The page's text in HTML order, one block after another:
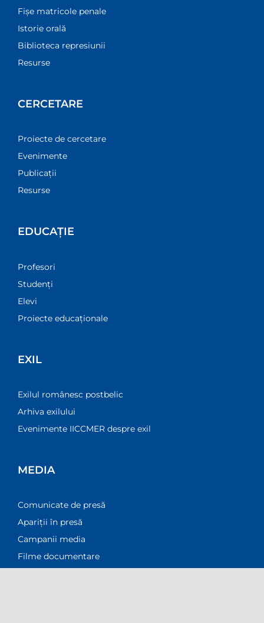
Fișe matricole penale
Istorie orală
Biblioteca represiunii
Resurse
CERCETARE
Proiecte de cercetare
Evenimente
Publicații
Resurse
EDUCAȚIE
Profesori
Studenți
Elevi
Proiecte educaționale
EXIL
Exilul românesc postbelic
Arhiva exilului
Evenimente IICCMER despre exil
MEDIA
Comunicate de presă
Apariții în presă
Campanii media
Filme documentare
îmbunătăți experiența de navigare și a asigura
funcționalițăți adiționale. Pentru mai multe informatii
accesati <br />
Politica Cookies
AcceptDecline